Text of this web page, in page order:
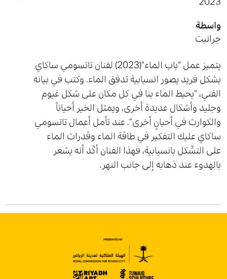
واسطة
جرانيت
يتميز عمل “باب الماء”(2023) لفنان تاتسومي ساكاي
بشكل فريد يصور انسيابية تدفق الماء. وكتب في بيانه
الفني، “يحيط الماء بنا في كل مكان على شكل غيوم
وجليد وأشكال عديدة أخرى، ويمثل الخير أحياناً
والكوارث في أحيانٍ أخرى”. عند تأمل أعمال تاتسومي
ساكاي عليك التفكير في طاقة الماء وقدرات الماء
على التشّكل بانسيابية، فهذا الفنان أكّد أنه يشعر
بالهدوء عند ذهابه إلى جانب النهر.